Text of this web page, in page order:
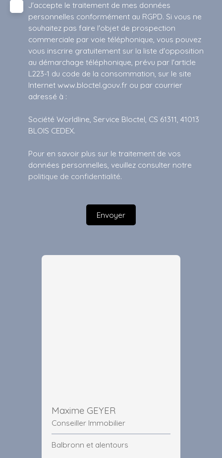
J'accepte le traitement de mes données
personnelles conformément au RGPD. Si vous ne
souhaitez pas faire l'objet de prospection
commerciale par voie téléphonique, vous pouvez
vous inscrire gratuitement sur la liste d'opposition
au démarchage téléphonique, prévu par l'article
L223-1 du code de la consommation, sur le site
Internet www.bloctel.gouv.fr ou par courrier
adressé à :
Société Worldline, Service Bloctel, CS 61311, 41013
BLOIS CEDEX.
Pour en savoir plus sur le traitement de vos
données personnelles, veuillez consulter notre
politique de confidentialité.
Envoyer
Maxime GEYER
Conseiller Immobilier
Balbronn et alentours